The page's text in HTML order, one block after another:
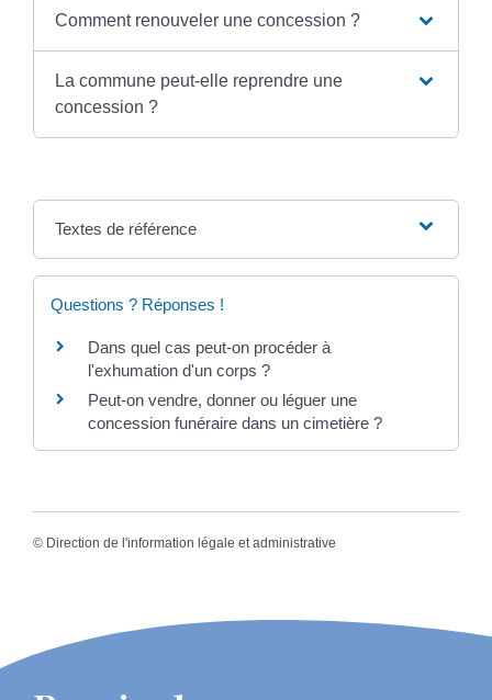
Comment renouveler une concession ?
La commune peut-elle reprendre une
concession ?
Textes de référence
Questions ? Réponses !
Dans quel cas peut-on procéder à
l'exhumation d'un corps ?
Peut-on vendre, donner ou léguer une
concession funéraire dans un cimetière ?
© Direction de l'information légale et administrative